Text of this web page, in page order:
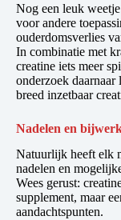
Nog een leuk
voor andere
ouderdomsverlies
In combinatie met
creatine iets meer
onderzoek daarnaar
breed inzetbaar
Nadelen en
Natuurlijk heeft elk
nadelen en
Wees gerust:
supplement, maar
aandachtspunten.